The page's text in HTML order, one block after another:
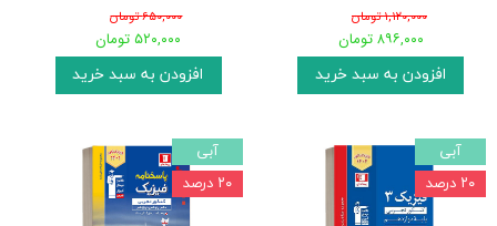
۱,۱۲۰,۰۰۰ تومان
۸۹۶,۰۰۰ تومان
افزودن به سبد خرید
۶۵۰,۰۰۰ تومان
۵۲۰,۰۰۰ تومان
افزودن به سبد خرید
آبی
۲۰ درصد
آبی
۲۰ درصد